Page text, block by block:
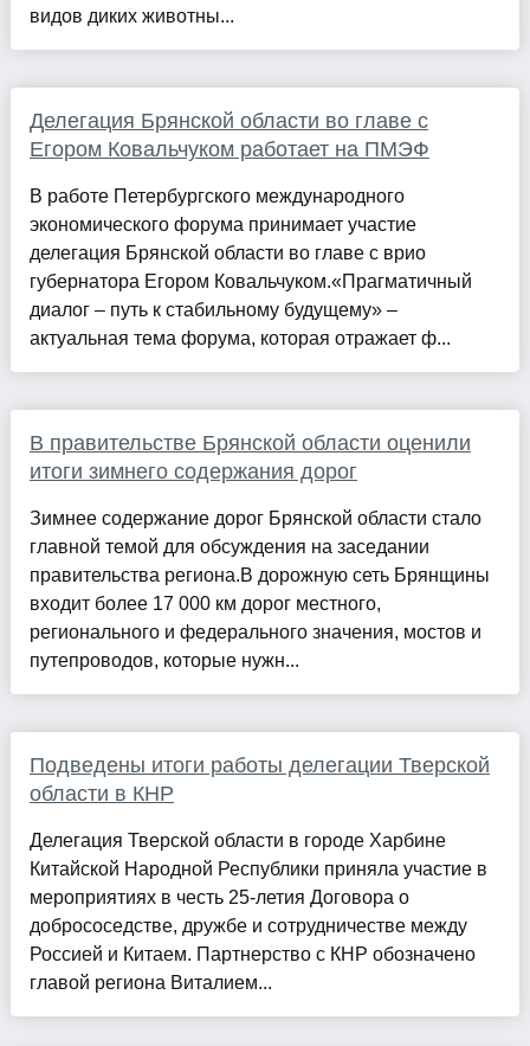
видов диких животны...
Делегация Брянской области во главе с
Егором Ковальчуком работает на ПМЭФ
В работе Петербургского международного
экономического форума принимает участие
делегация Брянской области во главе с врио
губернатора Егором Ковальчуком.«Прагматичный
диалог – путь к стабильному будущему» –
актуальная тема форума, которая отражает ф...
В правительстве Брянской области оценили
итоги зимнего содержания дорог
Зимнее содержание дорог Брянской области стало
главной темой для обсуждения на заседании
правительства региона.В дорожную сеть Брянщины
входит более 17 000 км дорог местного,
регионального и федерального значения, мостов и
путепроводов, которые нужн...
Подведены итоги работы делегации Тверской
области в КНР
Делегация Тверской области в городе Харбине
Китайской Народной Республики приняла участие в
мероприятиях в честь 25-летия Договора о
добрососедстве, дружбе и сотрудничестве между
Россией и Китаем. Партнерство с КНР обозначено
главой региона Виталием...